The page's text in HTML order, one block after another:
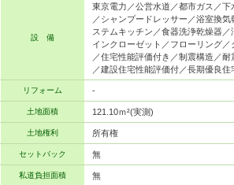
設 備
東京電力／公営水道／都市ガス／下
／シャンプードレッサー／浴室換
ステムキッチン／食器洗浄乾燥器
インクローゼット／フローリング
／住宅性能評価付き／制震構造／
／建設住宅性能評価付／長期優良住
リフォーム -
土地面積 121.10ｍ²(実測)
土地権利 所有権
セットバック 無
私道負担面積 無